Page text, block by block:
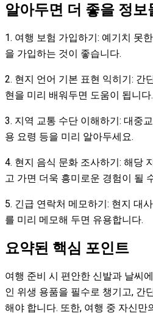
알아두면 더 좋을 정보
1. 여행 보험 가입하기: 예기치 못
을 가입하는 것이 좋습니다.
2. 현지 언어 기본 표현 익히기: 간
현을 미리 배워두면 도움이 됩니다.
3. 지역 교통 수단 이해하기: 대중
용 요령 등을 미리 알아두세요.
4. 현지 음식 문화 조사하기: 해당
고 가면 더욱 흥미로운 경험이 될
5. 긴급 연락처 메모하기: 현지 대
를 미리 메모해 두면 유용합니다.
요약된 핵심 포인트
여행 준비 시 편안한 신발과 날씨
인 위생 용품을 필수로 챙기고, 간
해야 합니다. 또한, 여행 중 자신만